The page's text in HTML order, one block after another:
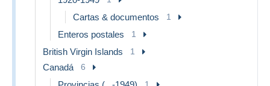
Cartas & documentos 1
Enteros postales 1
British Virgin Islands 1
Canadá 6